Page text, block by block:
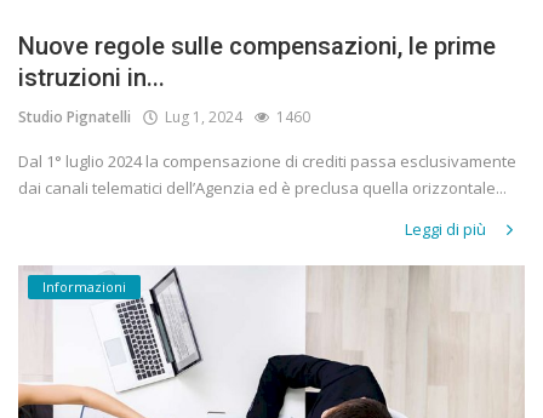
Nuove regole sulle compensazioni, le prime
istruzioni in...
Studio Pignatelli Lug 1, 2024 1460
Dal 1° luglio 2024 la compensazione di crediti passa esclusivamente
dai canali telematici dell’Agenzia ed è preclusa quella orizzontale...
Leggi di più
Informazioni